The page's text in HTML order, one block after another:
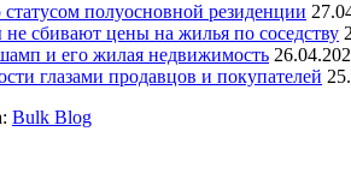
полуосновной резиденции
сбивают цены на жилья по соседству
и его жилая недвижимость
глазами продавцов и покупателей
Bulk Blog